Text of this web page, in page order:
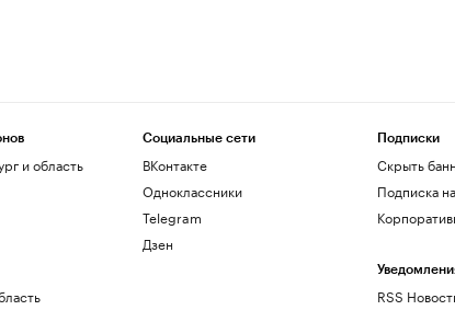
и область
Социальные сети
ВКонтакте
Одноклассники
Telegram
Дзен
Подписки
Скрыть
Подписка
RSS